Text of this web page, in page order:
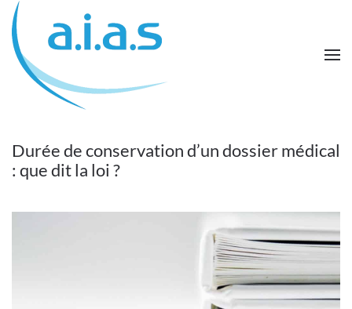
Passer au contenu principal
Durée de conservation d’un dossier médical
: que dit la loi ?